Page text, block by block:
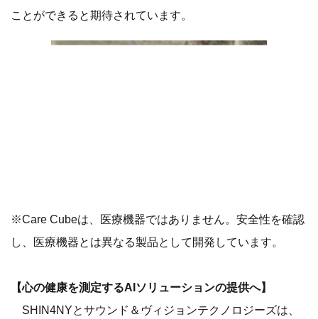
ことができると期待されています。
※Care Cubeは、医療機器ではありません。安全性を確認
し、医療機器とは異なる製品として開発しています。
【心の健康を測定するAIソリューションの提供へ】
SHIN4NYとサウンド＆ヴィジョンテクノロジーズは、